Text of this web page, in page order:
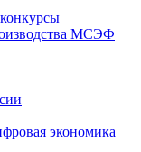
МСЭФ
экономика